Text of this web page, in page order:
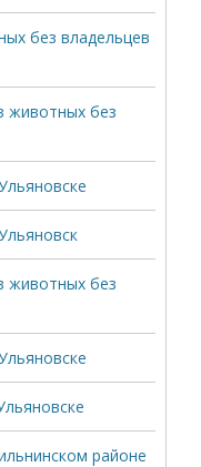
без владельцев
животных без
животных без
районе